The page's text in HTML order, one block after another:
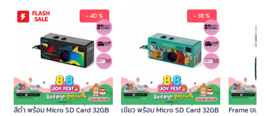
FLASH
SALE - 40 %
กล้องดิจิทัลพวงกุญแจ รุ่น G6
สีดำ พร้อม Micro SD Card 32GB
- 38 %
กล้องดิจิทัลพวงกุญแจ รุ่น G6 สี
เขียว พร้อม Micro SD Card 32GB
กล้องฟิล์มใ
Frame ขนา